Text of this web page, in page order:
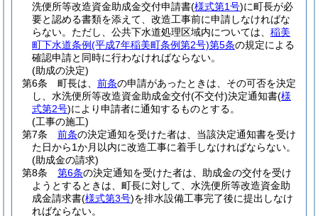
洗便所等改造資金助成金交付申請書(様式第1号)に町長が必
要と認める書類を添えて、改造工事前に申請しなければな
らない。 ただし、公共下水道処理区域内については、 稲美
町下水道条例(平成7年稲美町条例第2号)第5条の規定による
確認申請と同時に行わなければならない。
(助成の決定)
第6条
町長は、 前条の申請があったときは、その可否を決定
し、水洗便所等改造資金助成金交付(不交付)決定通知書(様
式第2号)により申請者に通知するものとする。
(工事の施工)
第7条
前条の決定通知を受けた者は、当該決定通知書を受け
た日から1か月以内に改造工事に着手しなければならない。
(助成金の請求)
第8条
第6条の決定通知を受けた者は、助成金の交付を受け
ようとするときは、町長に対して、水洗便所等改造資金助
成金請求書(様式第3号)を排水設備工事完了後に提出しなけ
ればならない。